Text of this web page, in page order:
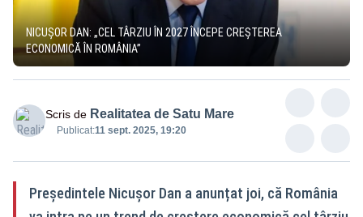
NICUȘOR DAN: „CEL TÂRZIU ÎN 2027 ÎNCEPE CREȘTEREA
ECONOMICĂ ÎN ROMÂNIA”
Scris de Realitatea de Satu Mare
Publicat:11 sept. 2025, 19:20
Președintele Nicușor Dan a anunțat joi, că România